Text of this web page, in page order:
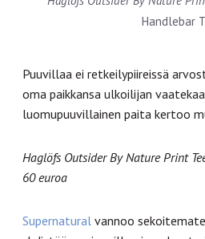
Handlebar
Puuvillaa ei retkeilypiireissä
oma paikkansa ulkoilijan
luomupuuvillainen paita kertoo
Haglöfs Outsider By Nature Print
60 euroa
Supernatural vannoo